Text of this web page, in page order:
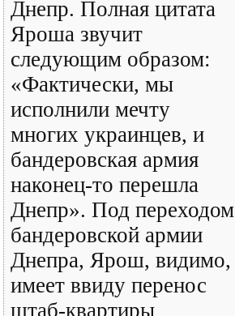
Днепр. Полная цитата
Яроша звучит
следующим образом:
«Фактически, мы
исполнили мечту
многих украинцев, и
бандеровская армия
наконец-то перешла
Днепр». Под переходом
бандеровской армии
Днепра, Ярош, видимо,
имеет ввиду перенос
штаб-квартиры